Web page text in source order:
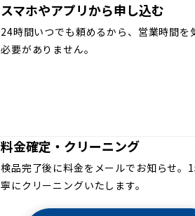
スマホやアプリから申し込む
24時間いつでも頼めるから、営業時間を
必要がありません。
料金確定・クリーニング
検品完了後に料金をメールでお知らせ。
寧にクリーニングいたします。